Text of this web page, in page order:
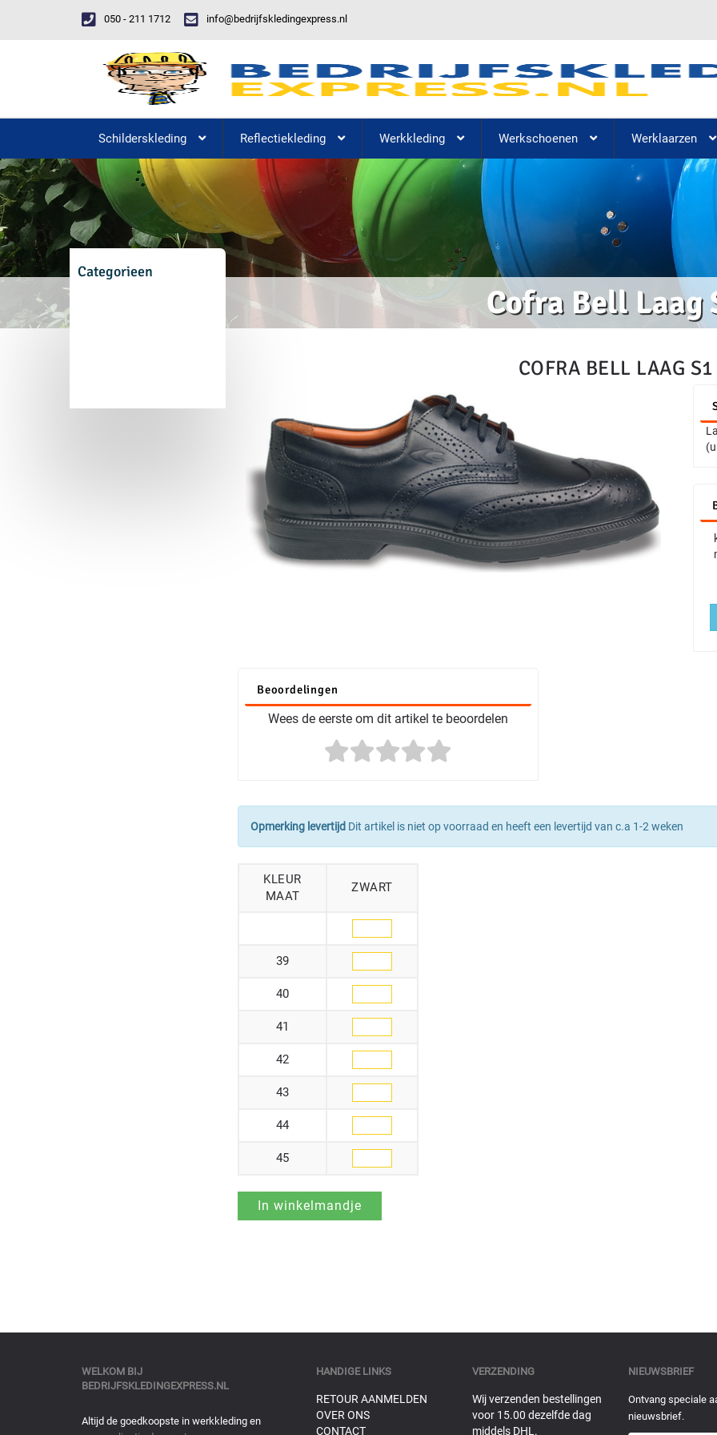
050 - 211 1712 info@bedrijfskledingexpress.nl
Schilderskleding Reflectiekleding Werkkleding Werkschoenen Werklaarzen
Cofra Bell Laag
COFRA BELL LAAG S1
Beoordelingen
Wees de eerste om dit artikel te beoordelen
Opmerking levertijd Dit artikel is niet op voorraad en heeft een levertijd van c.a 1-2 weken
KLEUR
MAAT
ZWART
39
40
41
42
43
44
45
Categorieen
WELKOM BIJ
BEDRIJFSKLEDINGEXPRESS.NL
Altijd de goedkoopste in werkkleding en
HANDIGE LINKS
RETOUR AANMELDEN
OVER ONS
CONTACT
VERZENDING
Wij verzenden bestellingen
voor 15.00 dezelfde dag
middels DHL.
NIEUWSBRIEF
Ontvang speciale
nieuwsbrief.